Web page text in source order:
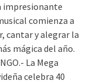
impresionante
comienza a
cantar y alegrar la
mágica del año.
La Mega
celebra 40